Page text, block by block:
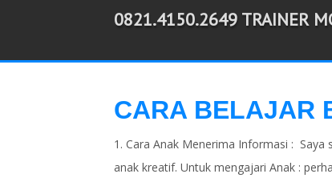
0821.4150.2649 TRAINER
CARA BELAJAR
1. Cara Anak Menerima Informasi :
anak kreatif. Untuk mengajari Anak :